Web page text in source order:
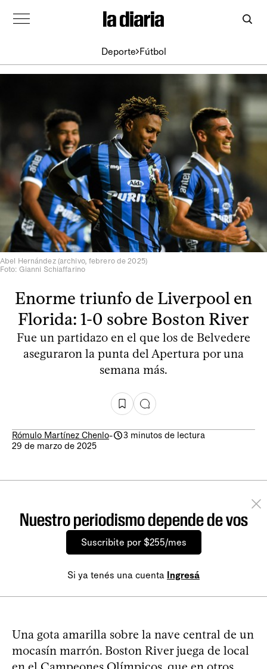
Deporte Fútbol
Abel Hernández (archivo, febrero de 2025)
Foto: Gianni Schiaffarino
Enorme triunfo de Liverpool en
Florida: 1-0 sobre Boston River
Fue un partidazo en el que los de Belvedere
aseguraron la punta del Apertura por una
semana más.
Rómulo Martínez Chenlo-
3 minutos de lectura
29 de marzo de 2025
Nuestro periodismo depende de vos
Suscribite por $255/mes
Si ya tenés una cuenta Ingresá
Una gota amarilla sobre la nave central de un
mocasín marrón. Boston River juega de local